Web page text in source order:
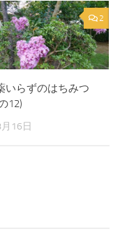
2
いらずのはちみつ
12)
16日